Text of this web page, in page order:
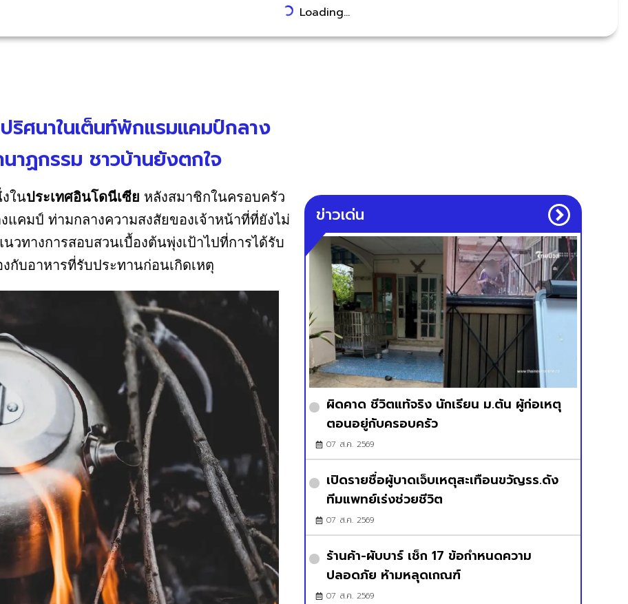
Loading...
ศนาในเต็นท์พักแรมแคมป์กลาง
าฏกรรม ชาวบ้านยังตกใจ
ในประเทศอินโดนีเซีย หลังสมาชิกในครอบครัว
คมป์ ท่ามกลางความสงสัยของเจ้าหน้าที่ที่ยังไม่
ทางการสอบสวนเบื้องต้นพุ่งเป้าไปที่การได้รับ
กับอาหารที่รับประทานก่อนเกิดเหตุ
ข่าวเด่น
ผิดคาด ชีวิตแท้จริง นักเรียน ม.ต้น ผู้ก่อเหตุ
ตอนอยู่กับครอบครัว
07 ส.ค. 2569
เปิดรายชื่อผู้บาดเจ็บเหตุสะเทือนขวัญรร.ดัง
ทีมแพทย์เร่งช่วยชีวิต
07 ส.ค. 2569
ร้านค้า-ผับบาร์ เช็ก 17 ข้อกำหนดความ
ปลอดภัย ห้ามหลุดเกณฑ์
07 ส.ค. 2569